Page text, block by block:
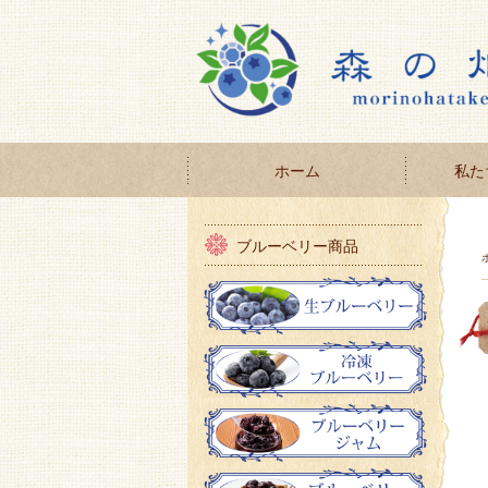
ホーム 私た
ブルーベリー商品